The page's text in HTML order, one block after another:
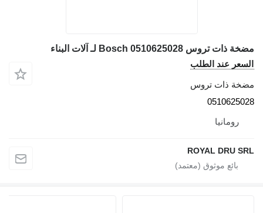
مضخة ذات تروس Bosch 0510625028 لـ آلات البناء
السعر عند الطلب
مضخة ذات تروس
0510625028
رومانيا
ROYAL DRU SRL